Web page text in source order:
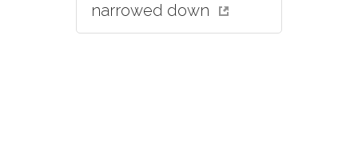
narrowed down